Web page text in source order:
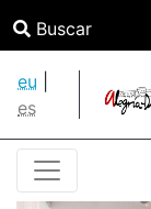
Buscar
eu
es